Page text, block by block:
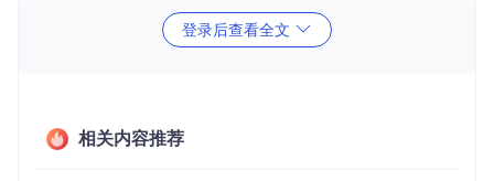
iNeRF的核心在于其巧妙利用了NeRF模型的逆向工程，通过
训练过的NeRF模型反推原始图像的摄像机参数。它巧妙结合
了深度学习的力量与几何理解，特别是在处理像素级信息时，
3、项目及技术应用场景
登录后查看全文
相关内容推荐